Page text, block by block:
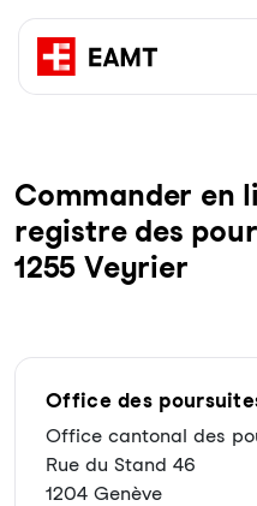
Com­man­der en
re­gist­re des
1255 Veyrier
Office des
Office cantonal des
Rue du Stand 46
1204 Genève